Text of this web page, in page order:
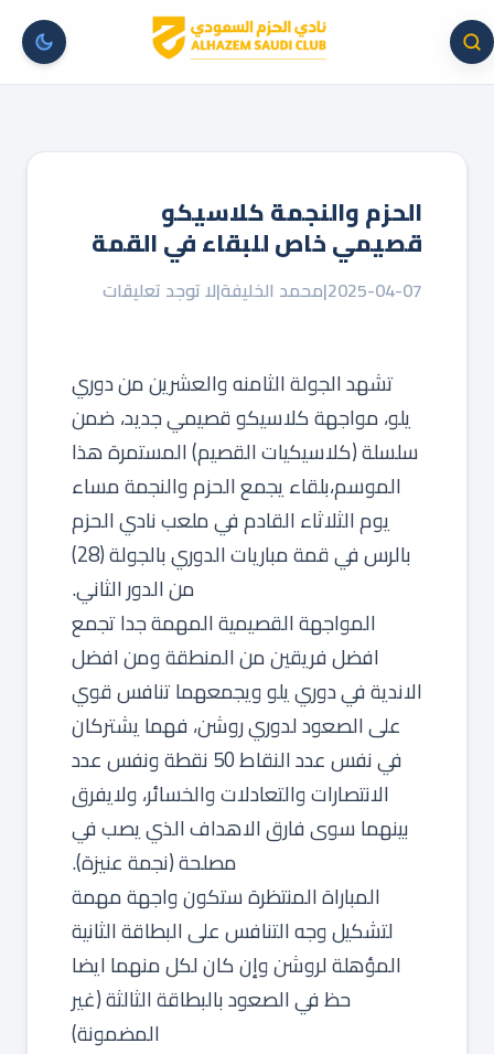
الحزم والنجمة كلاسيكو
قصيمي خاص للبقاء في القمة
2025-04-07
|محمد الخليفة|لا توجد تعليقات
تشهد الجولة الثامنه والعشرين من دوري
يلو، مواجهة كلاسيكو قصيمي جديد، ضمن
‏سلسلة (كلاسيكيات القصيم) المستمرة هذا
الموسم،بلقاء يجمع الحزم والنجمة مساء
يوم الثلاثاء القادم في ملعب نادي الحزم
بالرس في قمة مباريات الدوري بالجولة (28)
من الدور الثاني.
المواجهة القصيمية المهمة جدا تجمع
افضل فريقين من المنطقة ومن افضل
الاندية في دوري يلو ويجمعهما تنافس قوي
على الصعود لدوري روشن، فهما يشتركان
في نفس عدد النقاط 50 نقطة ونفس عدد
الانتصارات والتعادلات والخسائر، ولايفرق
بينهما سوى فارق الاهداف الذي يصب في
مصلحة (نجمة عنيزة).
المباراة المنتظرة ستكون واجهة مهمة
لتشكيل وجه التنافس على البطاقة الثانية
المؤهلة لروشن وإن كان لكل منهما ايضا
حظ في الصعود بالبطاقة الثالثة (غير
المضمونة)